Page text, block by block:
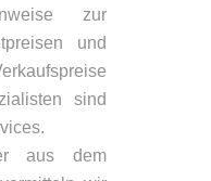
zur
und
sind
aus dem